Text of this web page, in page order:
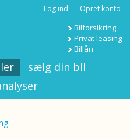
Log ind Opret konto
Bilforsikring
Privat leasing
Billån
sælg din bil